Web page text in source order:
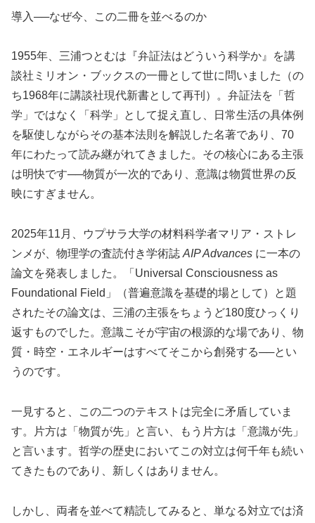
導入──なぜ今、この二冊を並べるのか
1955年、三浦つとむは『弁証法はどういう科学か』を講
談社ミリオン・ブックスの一冊として世に問いました（の
ち1968年に講談社現代新書として再刊）。弁証法を「哲
学」ではなく「科学」として捉え直し、日常生活の具体例
を駆使しながらその基本法則を解説した名著であり、70
年にわたって読み継がれてきました。その核心にある主張
は明快です──物質が一次的であり、意識は物質世界の反
映にすぎません。
2025年11月、ウプサラ大学の材料科学者マリア・ストレ
ンメが、物理学の査読付き学術誌 AIP Advances に一本の
論文を発表しました。「Universal Consciousness as
Foundational Field」（普遍意識を基礎的場として）と題
されたその論文は、三浦の主張をちょうど180度ひっくり
返すものでした。意識こそが宇宙の根源的な場であり、物
質・時空・エネルギーはすべてそこから創発する──とい
うのです。
一見すると、この二つのテキストは完全に矛盾していま
す。片方は「物質が先」と言い、もう片方は「意識が先」
と言います。哲学の歴史においてこの対立は何千年も続い
てきたものであり、新しくはありません。
しかし、両者を並べて精読してみると、単なる対立では済